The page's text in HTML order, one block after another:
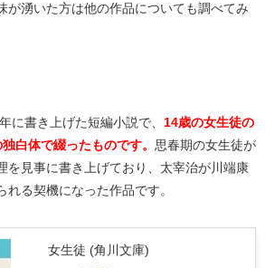
が湧いた方は他の作品についても調べてみ
に書き上げた短編小説で、 14歳の女生徒の
白体で綴ったものです。 思春期の女生徒が
を見事に書き上げており、太宰治が川端康
れる契機になった作品です。
女生徒 (角川文庫)